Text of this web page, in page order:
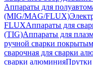
Аппараты для
(MIG/MAG/FLUX)
FLUXАппараты для
(TIG)Аппараты для
ручной сварки
сварочная для сварки
сварки алюминияПрутки